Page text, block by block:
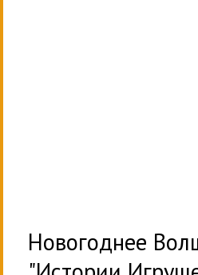
Новогоднее